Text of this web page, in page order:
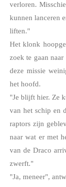
verloren.
kunnen lanceren
liften."
Het klonk
zoek te gaan
deze missie
het hoofd.
"Je blijft hier. Ze
van het schip en
raptors zijn
naar wat er met
van de Draco
zwerft."
"Ja, meneer",